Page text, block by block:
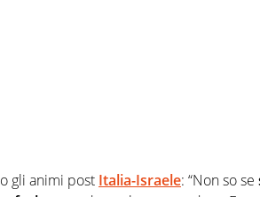
gli animi post Italia-Israele: “Non so se